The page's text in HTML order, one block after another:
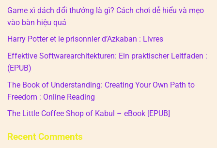
Game xì dách đổi thưởng là gì? Cách chơi dễ hiểu và mẹo
vào bàn hiệu quả
Harry Potter et le prisonnier d’Azkaban : Livres
Effektive Softwarearchitekturen: Ein praktischer Leitfaden :
(EPUB)
The Book of Understanding: Creating Your Own Path to
Freedom : Online Reading
The Little Coffee Shop of Kabul – eBook [EPUB]
Recent Comments